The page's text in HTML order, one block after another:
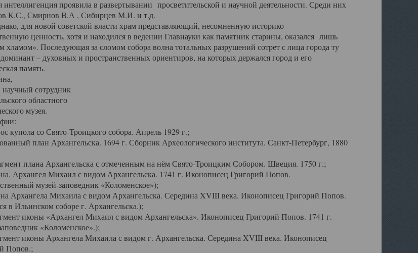
интеллигенция проявила в развертывании просветительской и научной деятельности. Среди них
К.С., Смирнов В.А , Сибирцев М.И. и т.д.
для новой советской власти храм представляющий, несомненную историко –
ценность, хотя и находился в ведении Главнауки как памятник старины, оказался лишь
хламом». Последующая за сломом собора волна тотальных разрушений сотрет с лица города ту
– духовных и пространственных ориентиров, на которых держался город и его
память.
сотрудник
областного
музея.
купола со Свято-Троицкого собора. Апрель 1929 г.;
план Архангельска. 1694 г. Сборник Археологического института. Санкт-Петербург, 1880
плана Архангельска с отмеченным на нём Свято-Троицким Собором. Швеция. 1750 г.;
Архангел Михаил с видом Архангельска. 1741 г. Иконописец Григорий Попов.
музей-заповедник «Коломенское»);
Архангела Михаила с видом Архангельска. Середина XVIII века. Иконописец Григорий Попов.
в Ильинском соборе г. Архангельска.);
иконы «Архангел Михаил с видом Архангельска». Иконописец Григорий Попов. 1741 г.
«Коломенское».);
иконы Архангела Михаила с видом г. Архангельска. Середина XVIII века. Иконописец
Попов.;